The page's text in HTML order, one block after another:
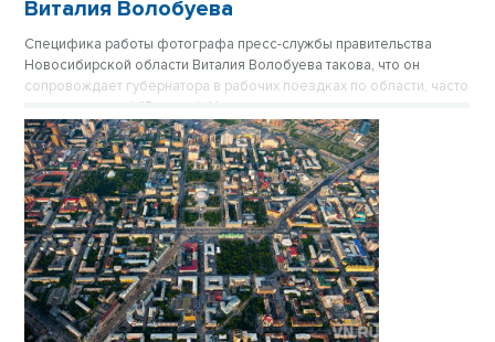
Виталия Волобуева
Специфика работы фотографа пресс-службы правительства
Новосибирской области Виталия Волобуева такова, что он
сопровождает губернатора в рабочих поездках по области, часто
снимает визиты VIP-гостей. Уникальные портреты чиновников
федерального масштаба и другие лучшие фото Виталия
Волобуева мы публикуем в цикле мини-фотовыставок,
посвященных 80-летию Новосибирской области. Публикуется
повторно в цикле «Лучшие материалы VN.RU за 2017 год».